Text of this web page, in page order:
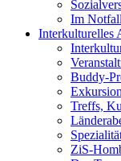
Im Notfall
Interkulturelles
Buddy-
Treffs,
ZiS-